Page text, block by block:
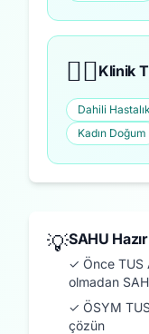
👨‍⚕️Klinik
Dahili
Kadın Doğum
💡SAHU
✓ Önce TUS
olmadan
✓ ÖSYM
çözün